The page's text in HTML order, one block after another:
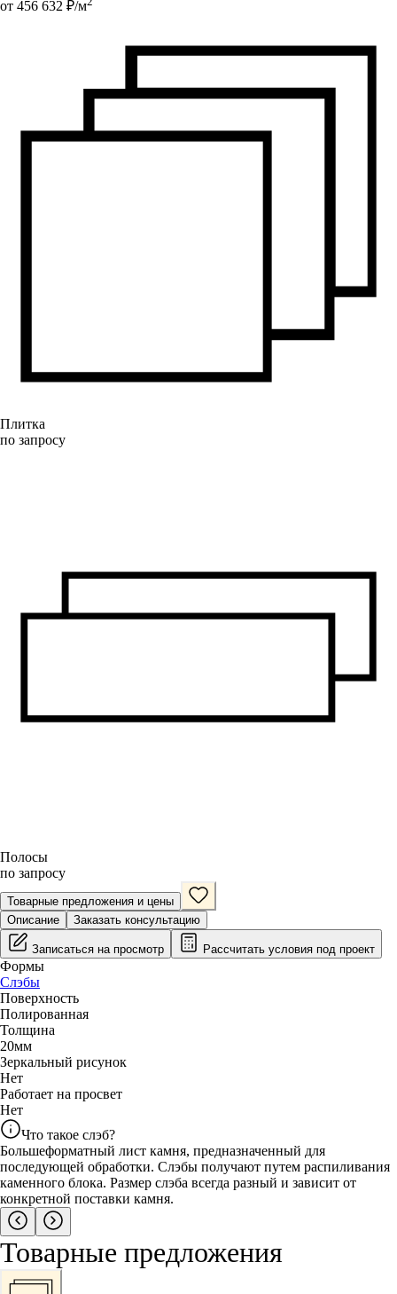
от 456 632 ₽/м
Плитка
по запросу
Полосы
по запросу
Товарные предложения и цены
Описание
Заказать консультацию
Записаться на просмотр Рассчитать условия под проект
Формы
Слэбы
Поверхность
Полированная
Толщина
20мм
Зеркальный рисунок
Нет
Работает на просвет
Нет
Что такое слэб?
Большеформатный лист камня, предназначенный для
последующей обработки. Слэбы получают путем распиливания
каменного блока. Размер слэба всегда разный и зависит от
конкретной поставки камня.
Товарные предложения